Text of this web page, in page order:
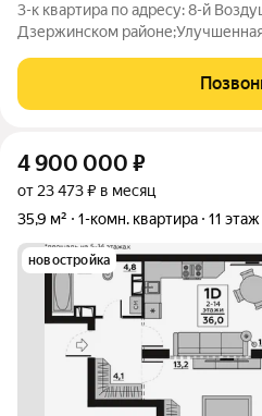
3-к квартира по адресу: 8-й
Дзержинском
13.1 + 10.1 + 16.8 метровКвартира
Потолки обычные,
4 900 000 ₽
от 23 473 ₽ в месяц
35,9 м²
1-комн. квартира 11 этаж
новостройка